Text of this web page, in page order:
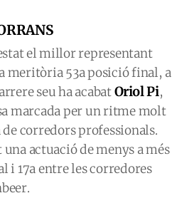
el millor representant
meritòria 53a posició final, a
seu ha acabatOriol Pi,
marcada per un ritme molt
corredors professionals.
actuació de menys a més
i 17a entre les corredores